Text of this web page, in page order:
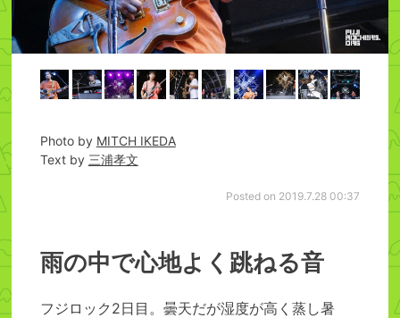
Photo by MITCH IKEDA
Text by 三浦孝文
Posted on 2019.7.28 00:37
雨の中で心地よく跳ねる音
フジロック2日目。曇天だが湿度が高く蒸し暑